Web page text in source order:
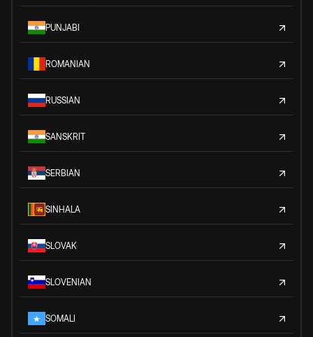
PUNJABI
ROMANIAN
RUSSIAN
SANSKRIT
SERBIAN
SINHALA
SLOVAK
SLOVENIAN
SOMALI